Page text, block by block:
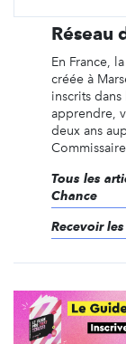
Réseau
En France,
créée à
inscrits
apprendre,
deux ans
Tous les
Chance
Recevoir